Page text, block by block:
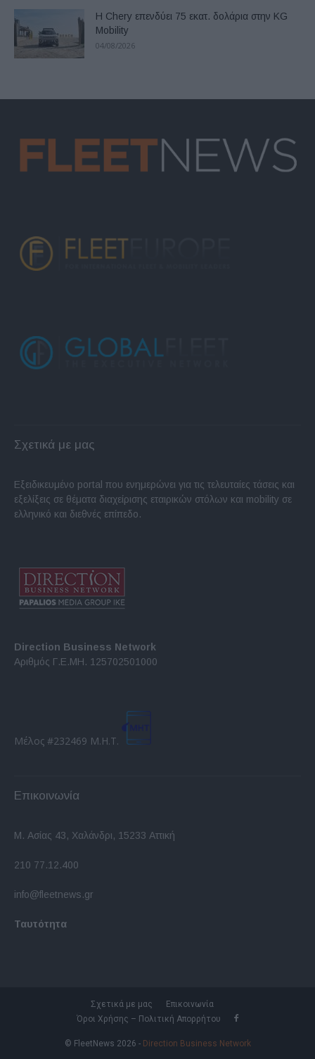
Η Chery επενδύει 75 εκατ. δολάρια στην KG
Mobility
04/08/2026
Σχετικά με μας
Εξειδικευμένο portal που ενημερώνει για τις τελευταίες τάσεις και
εξελίξεις σε θέματα διαχείρισης εταιρικών στόλων και mobility σε
ελληνικό και διεθνές επίπεδο.
Direction Business Network
Αριθμός Γ.Ε.ΜΗ. 125702501000
Μέλος #232469 Μ.Η.Τ.
Επικοινωνία
Μ. Ασίας 43, Χαλάνδρι, 15233 Αττική
210 77.12.400
info@fleetnews.gr
Ταυτότητα
Σχετικά με μας
Επικοινωνία
Όροι Χρήσης – Πολιτική Απορρήτου
© FleetNews 2026 - Direction Business Network